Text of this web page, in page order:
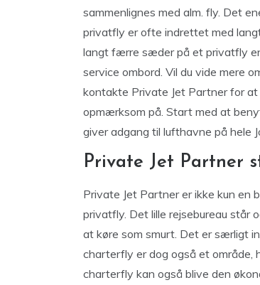
sammenlignes med alm. fly. Det
privatfly er ofte indrettet med
langt færre sæder på et privatfly
service ombord. Vil du vide mere
kontakte Private Jet Partner for
opmærksom på. Start med at
giver adgang til lufthavne på hele
Private Jet Partner
Private Jet Partner er ikke kun en
privatfly. Det lille rejsebureau står
at køre som smurt. Det er særligt
charterfly er dog også et område,
charterfly kan også blive den